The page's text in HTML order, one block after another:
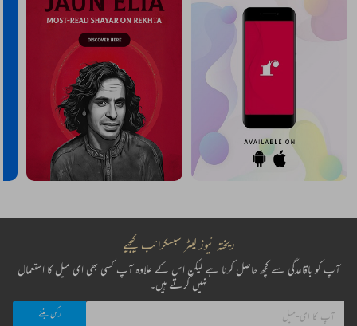
ریختہ نیوز لیٹر سبسکرائب کیجیے
آپ کو باقاعدگی سے کچھ حاصل کرنا ہے لیکن اس کے علاوہ آپ کسی بھی ای میل کا استعمال
نہیں کرتے ہیں۔